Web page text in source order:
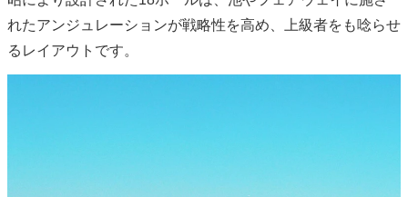
れたアンジュレーションが戦略性を高め、上級者をも唸らせ
るレイアウトです。